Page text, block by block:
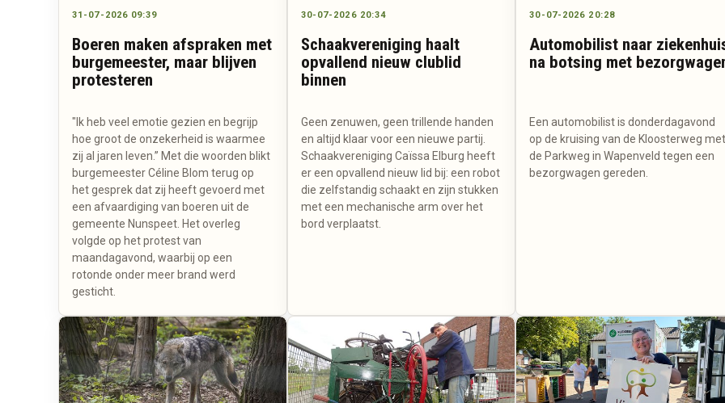
31-07-2026 09:39
Boeren maken afspraken met
burgemeester, maar blijven
protesteren
"Ik heb veel emotie gezien en begrijp
hoe groot de onzekerheid is waarmee
zij al jaren leven.” Met die woorden blikt
burgemeester Céline Blom terug op
het gesprek dat zij heeft gevoerd met
een afvaardiging van boeren uit de
gemeente Nunspeet. Het overleg
volgde op het protest van
maandagavond, waarbij op een
rotonde onder meer brand werd
gesticht.
30-07-2026 20:34
Schaakvereniging haalt
opvallend nieuw clublid
binnen
Geen zenuwen, geen trillende handen
en altijd klaar voor een nieuwe partij.
Schaakvereniging Caïssa Elburg heeft
er een opvallend nieuw lid bij: een robot
die zelfstandig schaakt en zijn stukken
met een mechanische arm over het
bord verplaatst.
30-07-2026 20:28
Automobilist naar
na botsing met
Een automobilist is donderdagavond
op de kruising van de Kloosterweg
de Parkweg in Wapenveld tegen een
bezorgwagen gereden.